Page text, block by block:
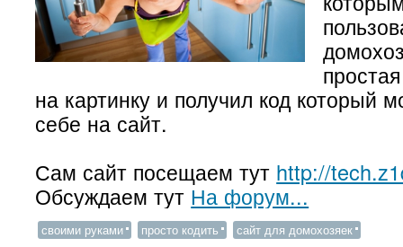
на картинку и получил код который
себе на сайт.
Сам сайт посещаем тут http://
Обсуждаем тут На форум...
своими руками просто кодить сайт для домохозяек